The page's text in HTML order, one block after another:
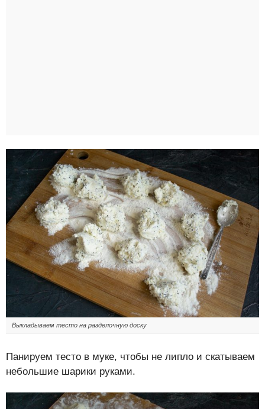
Выкладываем тесто на разделочную доску
Панируем тесто в муке, чтобы не липло и скатываем
небольшие шарики руками.